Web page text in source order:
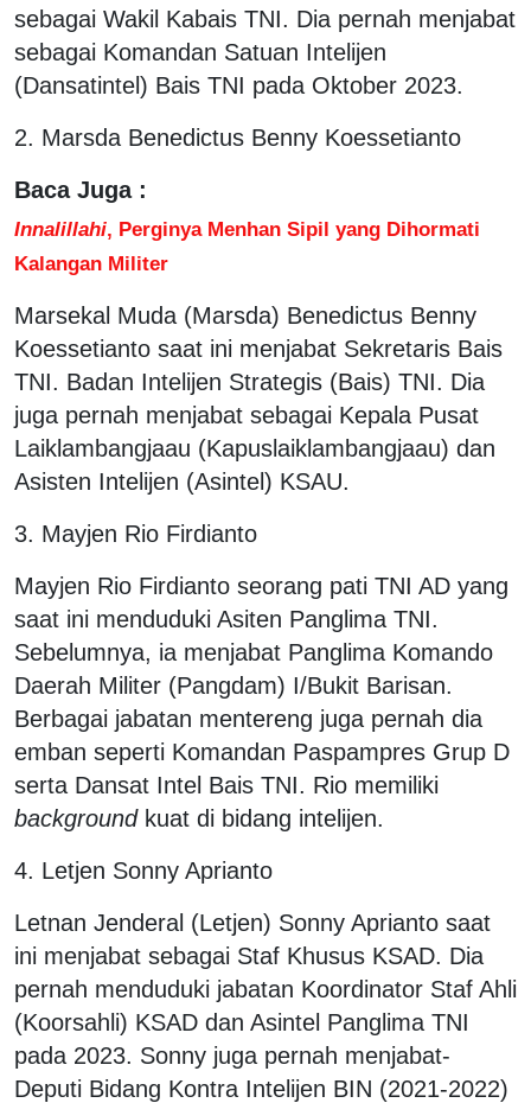
sebagai Wakil Kabais TNI. Dia pernah menjabat
sebagai Komandan Satuan Intelijen
(Dansatintel) Bais TNI pada Oktober 2023.
2. Marsda Benedictus Benny Koessetianto
Baca Juga :
Innalillahi, Perginya Menhan Sipil yang Dihormati
Kalangan Militer
Marsekal Muda (Marsda) Benedictus Benny
Koessetianto saat ini menjabat Sekretaris Bais
TNI. Badan Intelijen Strategis (Bais) TNI. Dia
juga pernah menjabat sebagai Kepala Pusat
Laiklambangjaau (Kapuslaiklambangjaau) dan
Asisten Intelijen (Asintel) KSAU.
3. Mayjen Rio Firdianto
Mayjen Rio Firdianto seorang pati TNI AD yang
saat ini menduduki Asiten Panglima TNI.
Sebelumnya, ia menjabat Panglima Komando
Daerah Militer (Pangdam) I/Bukit Barisan.
Berbagai jabatan mentereng juga pernah dia
emban seperti Komandan Paspampres Grup D
serta Dansat Intel Bais TNI. Rio memiliki
backgroundkuat di bidang intelijen.
4. Letjen Sonny Aprianto
Letnan Jenderal (Letjen) Sonny Aprianto saat
ini menjabat sebagai Staf Khusus KSAD. Dia
pernah menduduki jabatan Koordinator Staf Ahli
(Koorsahli) KSAD dan Asintel Panglima TNI
pada 2023. Sonny juga pernah menjabat-
Deputi Bidang Kontra Intelijen BIN (2021-2022)